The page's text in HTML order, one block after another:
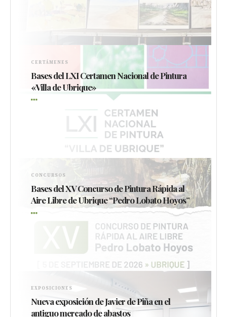
CERTÁMENES
Bases del LXI Certamen Nacional de Pintura
«Villa de Ubrique»
CONCURSOS
Bases del XV Concurso de Pintura Rápida al
Aire Libre de Ubrique “Pedro Lobato Hoyos”
EXPOSICIONES
Nueva exposición de Javier de Piña en el
antiguo mercado de abastos